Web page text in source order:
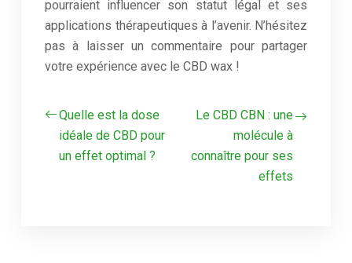
pourraient influencer son statut légal et ses
applications thérapeutiques à l’avenir. N’hésitez
pas à laisser un commentaire pour partager
votre expérience avec le CBD wax !
Quelle est la dose
idéale de CBD pour
un effet optimal ?
Le CBD CBN : une
molécule à
connaître pour ses
effets